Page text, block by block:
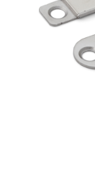
Odstoupit od